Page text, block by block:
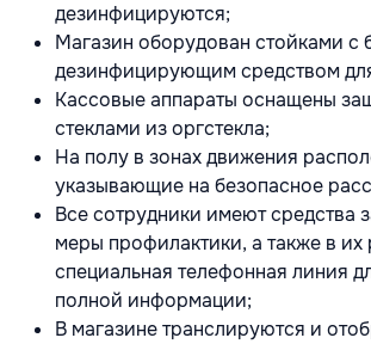
дезинфицируются;
Магазин оборудован стойками с
дезинфицирующим средством
Кассовые аппараты оснащены
стеклами из оргстекла;
На полу в зонах движения
указывающие на безопасное
Все сотрудники имеют средства
меры профилактики, а также в
специальная телефонная линия
полной информации;
В магазине транслируются и